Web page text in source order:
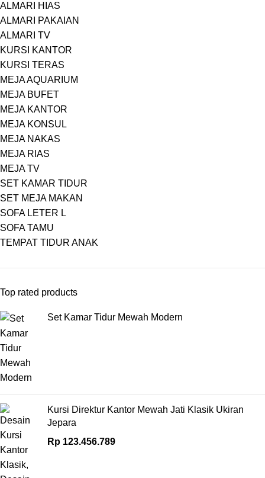
ALMARI HIAS
ALMARI PAKAIAN
ALMARI TV
KURSI KANTOR
KURSI TERAS
MEJA AQUARIUM
MEJA BUFET
MEJA KANTOR
MEJA KONSUL
MEJA NAKAS
MEJA RIAS
MEJA TV
SET KAMAR TIDUR
SET MEJA MAKAN
SOFA LETER L
SOFA TAMU
TEMPAT TIDUR ANAK
Top rated products
Set Kamar Tidur Mewah Modern
Kursi Direktur Kantor Mewah Jati Klasik Ukiran
Jepara
Rp 123.456.789